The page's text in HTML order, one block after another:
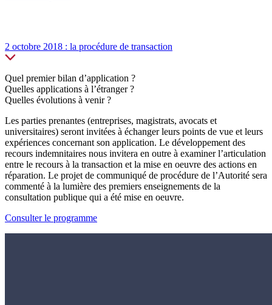
2 octobre 2018 : la procédure de transaction
Quel premier bilan d’application ?
Quelles applications à l’étranger ?
Quelles évolutions à venir ?
Les parties prenantes (entreprises, magistrats, avocats et
universitaires) seront invitées à échanger leurs points de vue et leurs
expériences concernant son application. Le développement des
recours indemnitaires nous invitera en outre à examiner l’articulation
entre le recours à la transaction et la mise en oeuvre des actions en
réparation. Le projet de communiqué de procédure de l’Autorité sera
commenté à la lumière des premiers enseignements de la
consultation publique qui a été mise en oeuvre.
Consulter le programme